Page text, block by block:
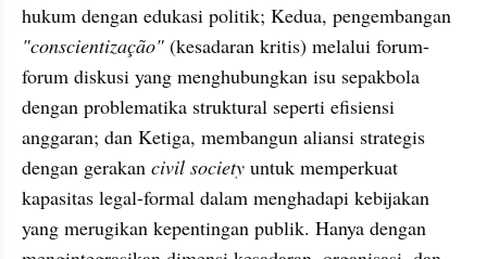
"conscientização" (kesadaran kritis) melalui forum-
forum diskusi yang menghubungkan isu sepakbola
dengan problematika struktural seperti efisiensi
anggaran; dan Ketiga, membangun aliansi strategis
dengan gerakan civil society untuk memperkuat
kapasitas legal-formal dalam menghadapi kebijakan
yang merugikan kepentingan publik. Hanya dengan